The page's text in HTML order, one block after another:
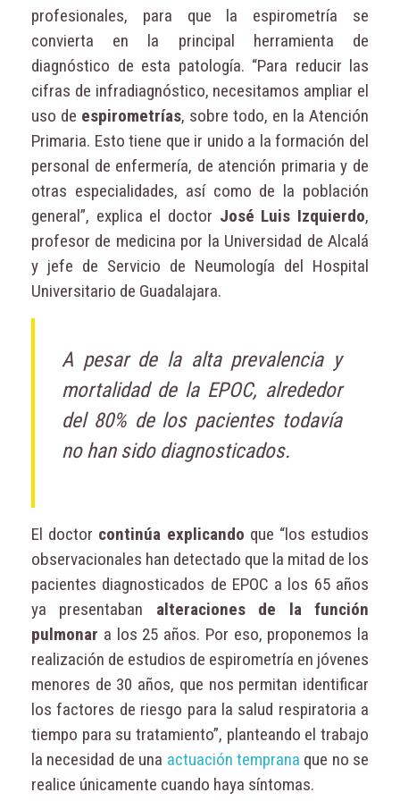
profesionales, para que la espirometría se
convierta en la principal herramienta de
diagnóstico de esta patología. “Para reducir las
cifras de infradiagnóstico, necesitamos ampliar el
uso de espirometrías, sobre todo, en la Atención
Primaria. Esto tiene que ir unido a la formación del
personal de enfermería, de atención primaria y de
otras especialidades, así como de la población
general”, explica el doctor José Luis Izquierdo,
profesor de medicina por la Universidad de Alcalá
y jefe de Servicio de Neumología del Hospital
Universitario de Guadalajara.
A pesar de la alta prevalencia y
mortalidad de la EPOC, alrededor
del 80% de los pacientes todavía
no han sido diagnosticados.
El doctor continúa explicando que “los estudios
observacionales han detectado que la mitad de los
pacientes diagnosticados de EPOC a los 65 años
ya presentaban alteraciones de la función
pulmonar a los 25 años. Por eso, proponemos la
realización de estudios de espirometría en jóvenes
menores de 30 años, que nos permitan identificar
los factores de riesgo para la salud respiratoria a
tiempo para su tratamiento”, planteando el trabajo
la necesidad de una actuación temprana que no se
realice únicamente cuando haya síntomas.